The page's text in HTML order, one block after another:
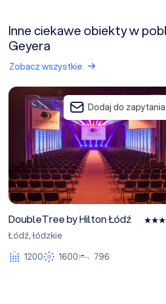
Inne ciekawe obiekty w
Geyera
Zobacz wszystkie
DoubleTree by Hilton Łódź
Dodaj do zapytania
DoubleTree by Hilton Łódź
Łódź,łódzkie
1200
1600 796